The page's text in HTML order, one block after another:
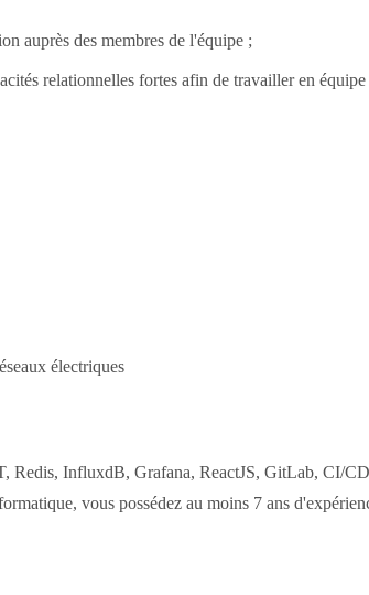
auprès des membres de l'équipe ;
relationnelles fortes afin de travailler en équipe
électriques
Redis, InfluxdB, Grafana, ReactJS, GitLab, CI/
vous possédez au moins 7 ans